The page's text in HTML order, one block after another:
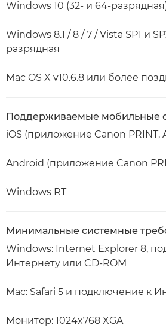
Windows 10 (32- и 64-
Windows 8.1 / 8 / 7 / Vista SP1 и
разрядная
Mac OS X v10.6.8 или более
Поддерживаемые мобильные
iOS (приложение Canon PRINT,
Android (приложение Canon
Windows RT
Минимальные системные
Windows: Internet Explorer 8,
Интернету или CD-ROM
Mac: Safari 5 и подключение к
Монитор: 1024x768 XGA